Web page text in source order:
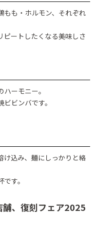
もも・ホルモン、それぞれ
ピートしたくなる美味しさ
ーモニー。
ビンバです。
け込み、麺にしっかりと絡
す。
、復刻フェア2025